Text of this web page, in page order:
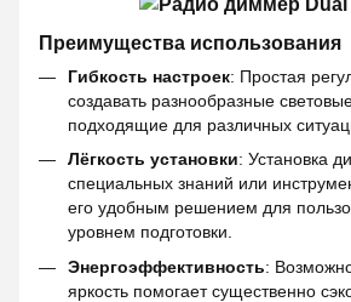
Преимущества использования
Гибкость настроек: Простая
создавать разнообразные
подходящие для различных
Лёгкость установки: Установка
специальных знаний или
его удобным решением для
уровнем подготовки.
Энергоэффективность:
яркость помогает существенно